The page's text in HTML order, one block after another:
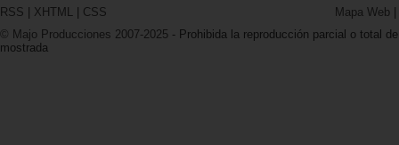
RSS | XHTML | CSS Mapa Web |
© Majo Producciones 2007-2025 - Prohibida la reproducción parcial o total
mostrada